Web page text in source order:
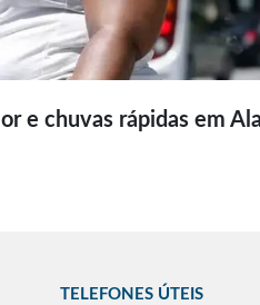
e chuvas rápidas em
TELEFONES ÚTEIS